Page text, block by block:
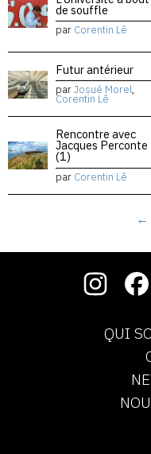
de souffle
par Corentin Lê
Futur antérieur
parJosué Morel,
Corentin Lê
Rencontre avec
Jacques Perconte
(1)
par Corentin Lê
←
QUI